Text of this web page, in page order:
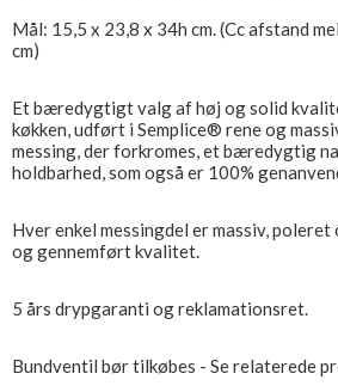
Mål: 15,5 x 23,8 x 34h cm. (Cc afstand
cm)
Et bæredygtigt valg af høj og solid
køkken, udført i Semplice® rene og
messing, der forkromes, et bæredygtig
holdbarhed, som også er 100%
Hver enkel messingdel er massiv,
og gennemført kvalitet.
5 års drypgaranti og reklamationsret.
Bundventil bør tilkøbes - Se relaterede